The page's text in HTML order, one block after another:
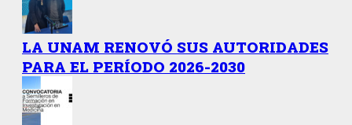
LA UNAM RENOVÓ SUS AUTORIDADES
PARA EL PERÍODO 2026-2030